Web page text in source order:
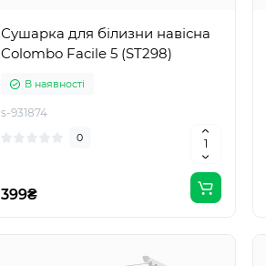
Сушарка для білизни навісна
Colombo Facile 5 (ST298)
В наявності
s-931874
0
399₴